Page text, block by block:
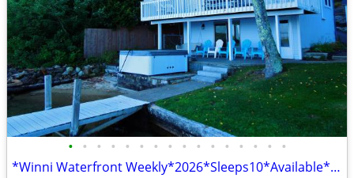
• • • • • • • • • • • • • • • •
*Winni Waterfront Weekly*2026*Sleeps10*Available*Aug*